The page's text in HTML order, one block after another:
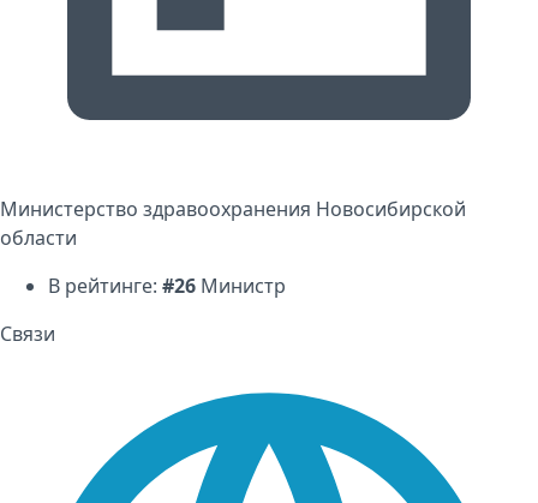
Министерство здравоохранения Новосибирской
области
В рейтинге: #26 Министр
Связи